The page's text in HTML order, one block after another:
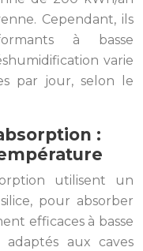
Cependant, ils
à basse
varie
par jour, selon le
:
utilisent un
pour absorber
efficaces à basse
aux caves